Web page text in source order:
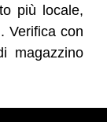
più locale,
Verifica con
magazzino